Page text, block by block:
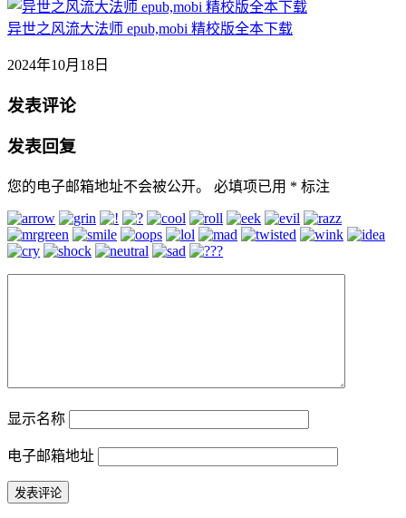
异世之风流大法师 epub,mobi 精校版全本下载
2024年10月18日
发表评论
发表回复
您的电子邮箱地址不会被公开。 必填项已用 * 标注
显示名称
电子邮箱地址